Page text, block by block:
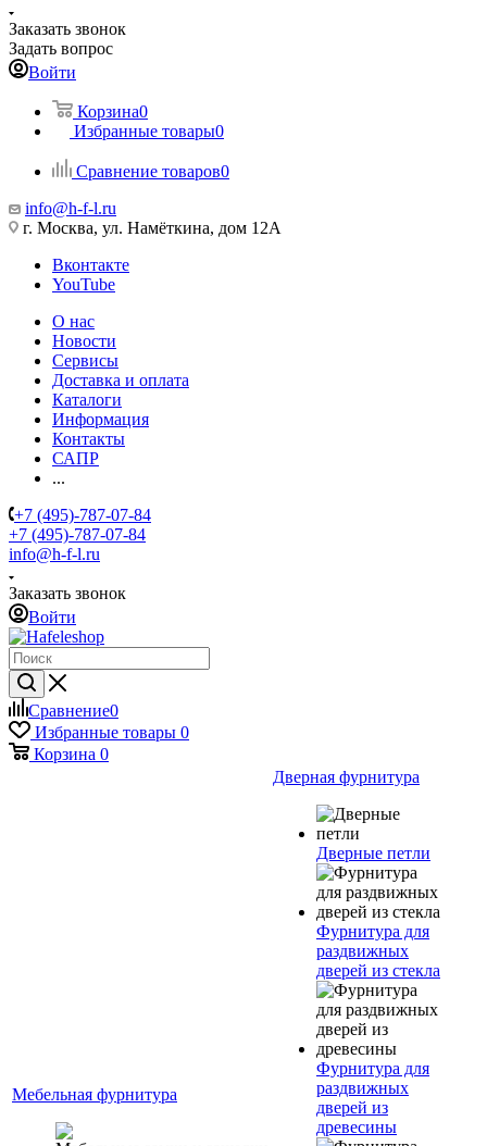
Заказать звонок
Задать вопрос
Войти
Корзина0
Избранные товары0
Сравнение товаров0
info@h-f-l.ru
г. Москва, ул. Намёткина, дом 12А
Вконтакте
YouTube
О нас
Новости
Сервисы
Доставка и оплата
Каталоги
Информация
Контакты
САПР
...
+7 (495)-787-07-84
+7 (495)-787-07-84
info@h-f-l.ru
Заказать звонок
Войти
Сравнение0
Избранные товары 0
Корзина 0
Мебельная фурнитура
Дверная фурнитура
Дверные петли
Фурнитура для
раздвижных
дверей из стекла
Фурнитура для
раздвижных
дверей из
древесины